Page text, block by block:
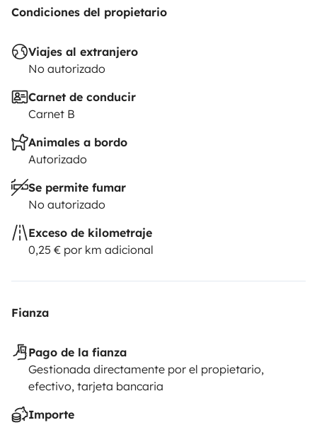
Condiciones del propietario
Viajes al extranjero
No autorizado
Carnet de conducir
Carnet B
Animales a bordo
Autorizado
Se permite fumar
No autorizado
Exceso de kilometraje
0,25 € por km adicional
Fianza
Pago de la fianza
Gestionada directamente por el propietario,
efectivo, tarjeta bancaria
Importe